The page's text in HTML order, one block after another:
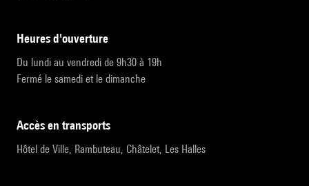
heures d'ouverture
Du lundi au vendredi de 9h30 à 19h
Fermé le samedi et le dimanche
accès en transports
Hôtel de Ville, Rambuteau, Châtelet, Les Halles